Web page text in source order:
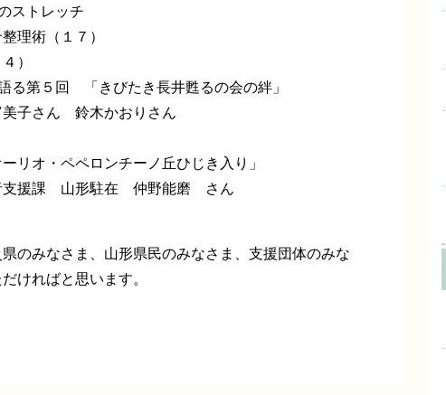
ストレッチ
理術（１７）
）
る第５回 「きびたき長井甦るの会の絆」
子さん 鈴木かおりさん
リオ・ペペロンチーノ丘ひじき入り」
支援課 山形駐在 仲野能磨 さん
のみなさま、山形県民のみなさま、支援団体のみな
ければと思います。